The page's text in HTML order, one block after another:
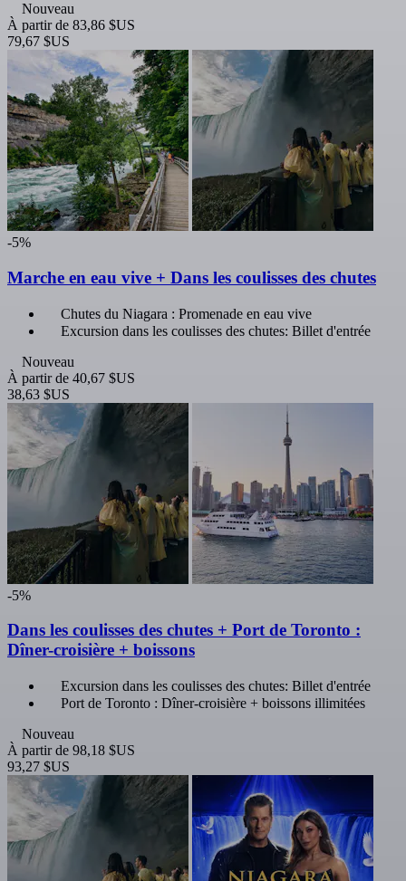
Nouveau
À partir de 83,86 $US
79,67 $US
-5%
Marche en eau vive + Dans les coulisses des chutes
Chutes du Niagara : Promenade en eau vive
Excursion dans les coulisses des chutes: Billet d'entrée
Nouveau
À partir de 40,67 $US
38,63 $US
-5%
Dans les coulisses des chutes + Port de Toronto :
Dîner-croisière + boissons
Excursion dans les coulisses des chutes: Billet d'entrée
Port de Toronto : Dîner-croisière + boissons illimitées
Nouveau
À partir de 98,18 $US
93,27 $US